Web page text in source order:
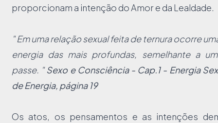
proporcionam a intenção do Amor e da Lealdade.
" Em uma relação sexual feita de ternura ocorre
energia das mais profundas, semelhante a
passe. "Sexo e Consciência - Cap.1 - Energia
de Energia, página 19
Os atos, os pensamentos e as intenções